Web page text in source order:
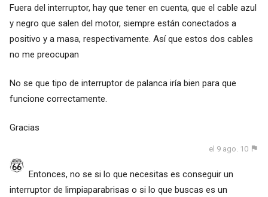
Fuera del interruptor, hay que tener en cuenta, que el cable azul
y negro que salen del motor, siempre están conectados a
positivo y a masa, respectivamente. Así que estos dos cables
no me preocupan
No se que tipo de interruptor de palanca iría bien para que
funcione correctamente.
Gracias
el 9 ago. 10
Entonces, no se si lo que necesitas es conseguir un
interruptor de limpiaparabrisas o si lo que buscas es un